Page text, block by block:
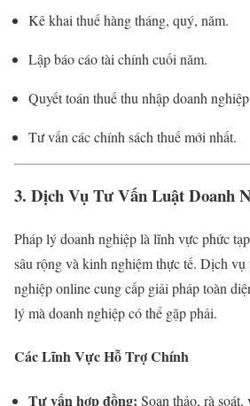
Kê khai thuế hàng tháng, quý, năm.
Lập báo cáo tài chính cuối năm.
Quyết toán thuế thu nhập doanh
Tư vấn các chính sách thuế mới nhất.
3. Dịch Vụ Tư Vấn Luật Doanh
Pháp lý doanh nghiệp là lĩnh vực phức
sâu rộng và kinh nghiệm thực tế. Dịch vụ
nghiệp online cung cấp giải pháp toàn
lý mà doanh nghiệp có thể gặp phải.
Các Lĩnh Vực Hỗ Trợ Chính
Tư vấn hợp đồng: Soạn thảo, rà